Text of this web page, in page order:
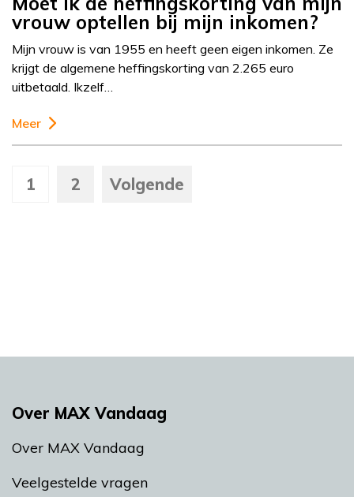
vrouw optellen bij mijn inkomen?
Mijn vrouw is van 1955 en heeft geen eigen inkomen. Ze
krijgt de algemene heffingskorting van 2.265 euro
uitbetaald. Ikzelf…
Meer
1 2 Volgende
Over MAX Vandaag
Over MAX Vandaag
Veelgestelde vragen